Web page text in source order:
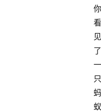
你
看
见
了
一
只
蚂
蚁